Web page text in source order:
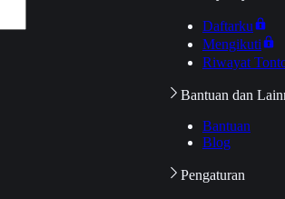
Daftarku
Mengikuti
Riwayat
Bantuan dan
Bantuan
Blog
Pengaturan